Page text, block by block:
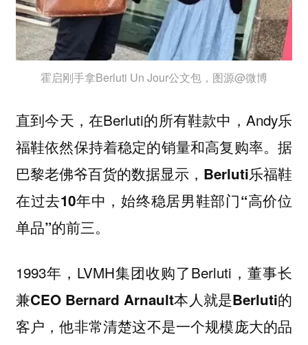
霍启刚手拿Berluti Un Jour公文包，图源@微博
直到今天，在Berluti的所有鞋款中，Andy乐
福鞋依然保持着稳定的销量和高复购率。据
巴黎老佛爷百货的数据显示，Berluti乐福鞋
在过去10年中，始终稳居男鞋部门“高价位
单品”的前三。
1993年，LVMH集团收购了Berluti，董事长
兼CEO Bernard Arnault本人就是Berluti的
客户，他非常清楚这不是一个规模庞大的品